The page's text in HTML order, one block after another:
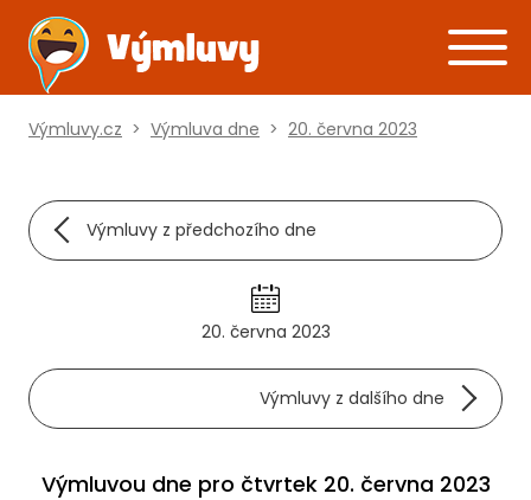
Výmluvy.cz > Výmluva dne > 20. června 2023
Výmluvy z předchozího dne
20. června 2023
Výmluvy z dalšího dne
Výmluvou dne pro čtvrtek 20. června 2023